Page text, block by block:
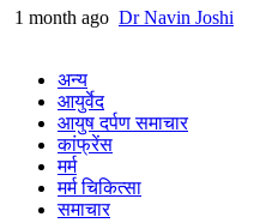
1 month ago Dr Navin Joshi
अन्य
आयुर्वेद
आयुष दर्पण समाचार
कांफ्रेंस
मर्म
मर्म चिकित्सा
समाचार